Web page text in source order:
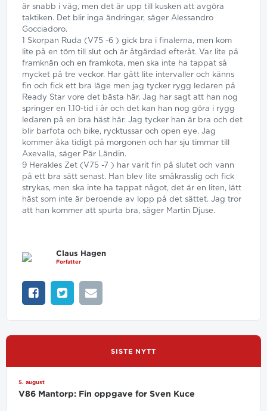
är snabb i väg, men det är upp till kusken att avgöra
taktiken. Det blir inga ändringar, säger Alessandro
Gocciadoro.
1 Skorpan Ruda (V75 -6 ) gick bra i finalerna, men kom
lite på en töm till slut och är åtgärdad efteråt. Var lite på
framknän och en framkota, men ska inte ha tappat så
mycket på tre veckor. Har gått lite intervaller och känns
fin och fick ett bra läge men jag tycker rygg ledaren på
Ready Star vore det bästa här. Jag har sagt att han nog
springer en 1.10-tid i år och det kan han nog göra i rygg
ledaren på en bra häst här. Jag tycker han är bra och det
blir barfota och bike, rycktussar och open eye. Jag
kommer åka tidigt på morgonen och har sju timmar till
Axevalla, säger Pär Ländin.
9 Herakles Zet (V75 -7 ) har varit fin på slutet och vann
på ett bra sätt senast. Han blev lite småkrasslig och fick
strykas, men ska inte ha tappat något, det är en liten, lätt
häst som inte är beroende av lopp på det sättet. Jag tror
att han kommer att spurta bra, säger Martin Djuse.
Claus Hagen
Forfatter
SISTE NYTT
5. august
V86 Mantorp: Fin oppgave for Sven Kuce